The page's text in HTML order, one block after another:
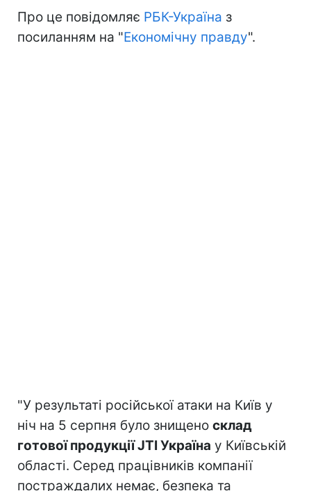
Про це повідомляє РБК-Україна з
посиланням на "Економічну правду".
"У результаті російської атаки на Київ у
ніч на 5 серпня було знищено склад
готової продукції JTI Україна у Київській
області. Серед працівників компанії
постраждалих немає, безпека та